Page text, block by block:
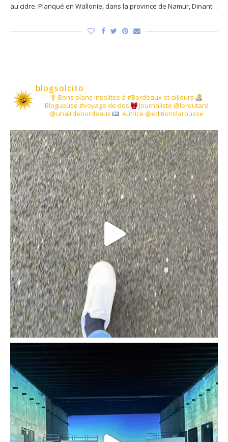
au cidre. Planqué en Wallonie, dans la province de Namur, Dinant…
blogsolcito
Bons plans insolites à #Bordeaux et ailleurs
Blogueuse #voyage de dos
Journaliste @leroutard
@unairdebordeaux
Autrice @editionslarousse